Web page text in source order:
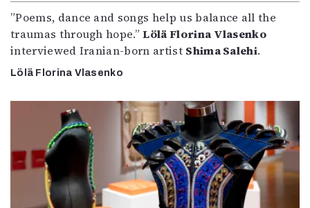
”Poems, dance and songs help us balance all the
traumas through hope.”Lölä Florina Vlasenko
interviewed Iranian-born artist Shima Salehi.
Lölä Florina Vlasenko